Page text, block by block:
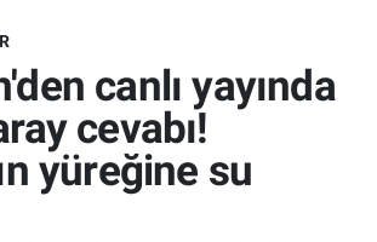
canlı yayında
cevabı!
yüreğine su